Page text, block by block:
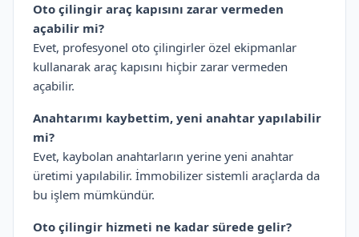
Oto çilingir araç kapısını zarar vermeden
açabilir mi?
Evet, profesyonel oto çilingirler özel ekipmanlar
kullanarak araç kapısını hiçbir zarar vermeden
açabilir.
Anahtarımı kaybettim, yeni anahtar yapılabilir
mi?
Evet, kaybolan anahtarların yerine yeni anahtar
üretimi yapılabilir. İmmobilizer sistemli araçlarda da
bu işlem mümkündür.
Oto çilingir hizmeti ne kadar sürede gelir?